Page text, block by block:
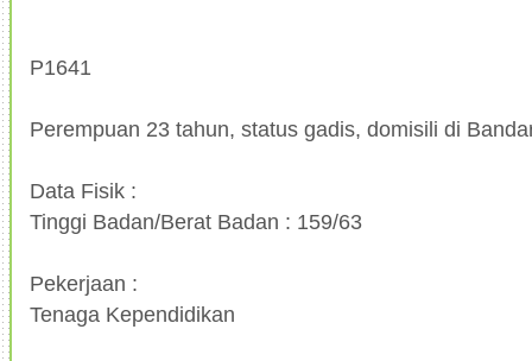
P1641
Perempuan 23 tahun, status gadis, domisili di
Data Fisik :
Tinggi Badan/Berat Badan : 159/63
Pekerjaan :
Tenaga Kependidikan